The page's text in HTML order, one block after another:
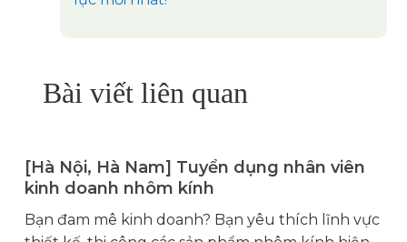
Bài viết liên quan
[Hà Nội, Hà Nam] Tuyển dụng nhân viên
kinh doanh nhôm kính
Bạn đam mê kinh doanh? Bạn yêu thích lĩnh vực